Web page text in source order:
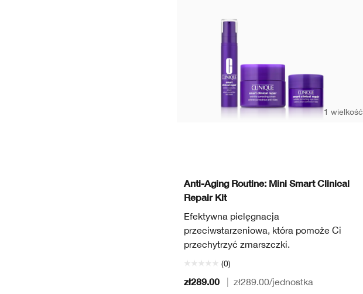
1 wielkość
Anti-Aging Routine: Mini Smart Clinical
Repair Kit
Efektywna pielęgnacja
przeciwstarzeniowa, która pomoże Ci
przechytrzyć zmarszczki.
(0)
zł289.00 zł289.00/jednostka